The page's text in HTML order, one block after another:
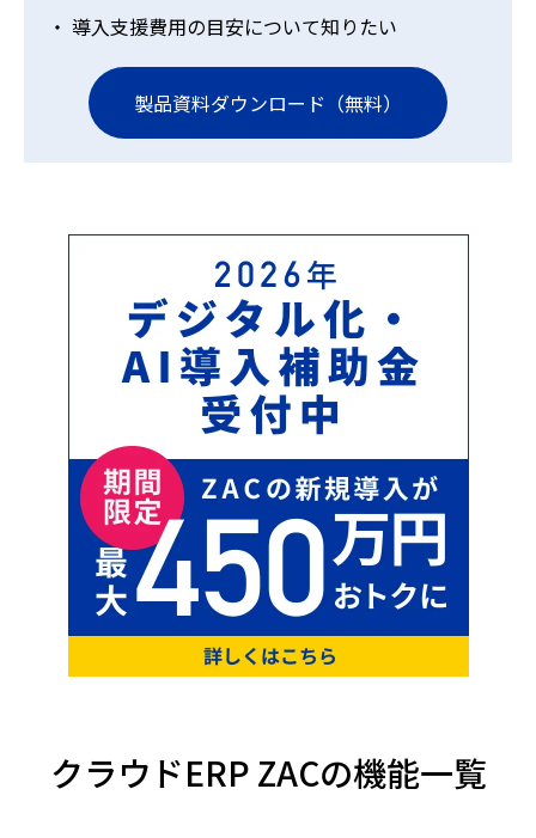
導入支援費用の目安について知りたい
製品資料ダウンロード（無料）
クラウドERP ZACの機能一覧